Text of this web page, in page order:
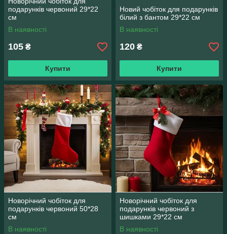
подарунків червоний 29*22
см
В наявності
105 ₴
Купити
Новий чобіток для подарунків
білий з бантом 29*22 см
В наявності
120 ₴
Купити
Новорічний чобіток для
подарунків червоний 50*28
см
В наявності
Новорічний чобіток для
подарунків червоний з
шишками 29*22 см
В наявності